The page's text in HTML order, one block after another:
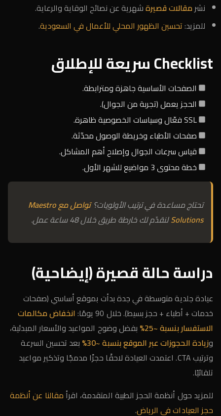
نشرمقالات قصيرةشهرية عن نصائح الوقاية والرعاية.
للمزيد:تحسين الظهور المحلي للأعمال في السعودية.
Checklist سريعة للإطلاق
الصفحات الأساسية جاهزة ومترابطة.
الحجز يعمل (تجربة من الجوال).
SSL فعّال وسياسات الخصوصية ظاهرة.
صفحات الأطباء وخريطة الوصول محدّثة.
قياس سرعات الجوال وإصلاح أهم المشاكل.
خطة محتوى 3 مواضيع للشهر الأول.
تحتاج مساعدة في ترتيب الأولويات؟
تواصل مع Maestro
Solutionsلنقدّم لك خارطة طريق خلال 48 ساعة عمل.
دراسة حالة قصيرة (إيضاحية)
عيادة جلدية متوسطة في جدة بدأت بموقع أساسي (صفحات
خدمات + أطباء + حجز بسيط). خلال 90 يومًا:
انخفاض مكالمات
الاستفسار بنسبة ~25%
بفضل وضوح المواعيد والأسعار المبدئية،
وزيادة الحجوزات عبر الموقع بنسبة ~30%
بعد تحسين السرعة
وترتيب CTA. اعتمدت العيادة لاحقًا حجزًا مدمجًا وتذكير مواعيد
تلقائيًا.
للمزيد حول أنظمة الحجز الطبية المتقدمة، اقرأ مقالنا عن أنظمة
حجز العيادات في الرياض.